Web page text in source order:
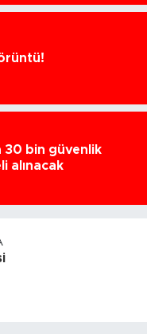
30 bin güvenlik
alınacak